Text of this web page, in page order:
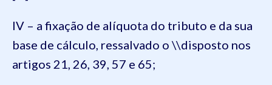
IV – a fixação de alíquota do tributo e da sua
base de cálculo, ressalvado o \\disposto nos
artigos 21, 26, 39, 57 e 65;